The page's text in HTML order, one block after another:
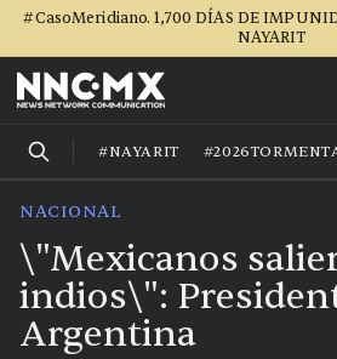
#CasoMeridiano. 1,700 DÍAS DE
NAYARIT
#NAYARIT
NACIONAL
\"Mexicanos
indios\":
Argentina